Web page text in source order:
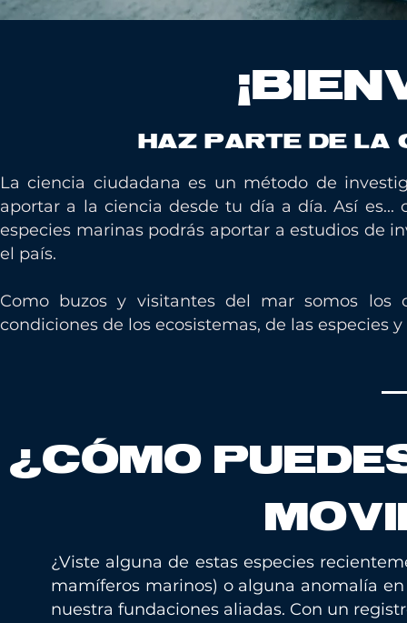
HAZ PARTE DE LA
La ciencia ciudadana es un método de
aportar a la ciencia desde tu día a día. Así
especies marinas podrás aportar a estudios de
el país.
Como buzos y visitantes del mar somos los
condiciones de los ecosistemas, de las especies
¿CÓMO
¿Viste alguna de estas especies
mamíferos marinos) o alguna anomalía
nuestra fundaciones aliadas. Con un